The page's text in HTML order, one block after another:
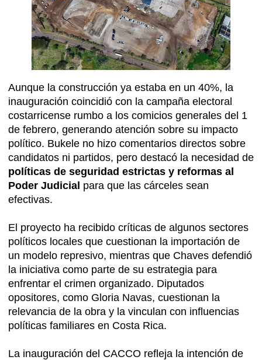
Aunque la construcción ya estaba en un 40%, la
inauguración coincidió con la campaña electoral
costarricense rumbo a los comicios generales del 1
de febrero, generando atención sobre su impacto
político. Bukele no hizo comentarios directos sobre
candidatos ni partidos, pero destacó la necesidad de
políticas de seguridad estrictas y reformas al
Poder Judicial para que las cárceles sean
efectivas.
El proyecto ha recibido críticas de algunos sectores
políticos locales que cuestionan la importación de
un modelo represivo, mientras que Chaves defendió
la iniciativa como parte de su estrategia para
enfrentar el crimen organizado. Diputados
opositores, como Gloria Navas, cuestionan la
relevancia de la obra y la vinculan con influencias
políticas familiares en Costa Rica.
La inauguración del CACCO refleja la intención de